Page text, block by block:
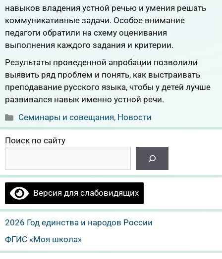
навыков владения устной речью и умения решать
коммуникативные задачи. Особое внимание
педагоги обратили на схему оценивания
выполнения каждого задания и критерии.
Результаты проведенной апробации позволили
выявить ряд проблем и понять, как выстраивать
преподавание русского языка, чтобы у детей лучше
развивался навык именно устной речи.
Рубрики
Семинары и совещания, Новости
Поиск по сайту
Версия для слабовидящих
2026 Год единства и народов России
ФГИС «Моя школа»